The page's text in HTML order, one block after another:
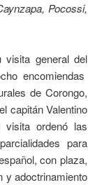
Pocossi,
visita general del
encomiendas
de Corongo,
capitán Valentino
ordenó las
para
con plaza,
y adoctrinamiento